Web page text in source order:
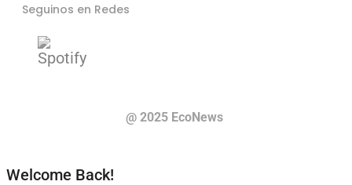
Seguinos en Redes
@ 2025 EcoNews
Welcome Back!